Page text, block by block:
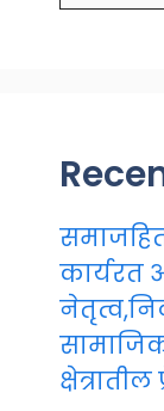
कार्यरत